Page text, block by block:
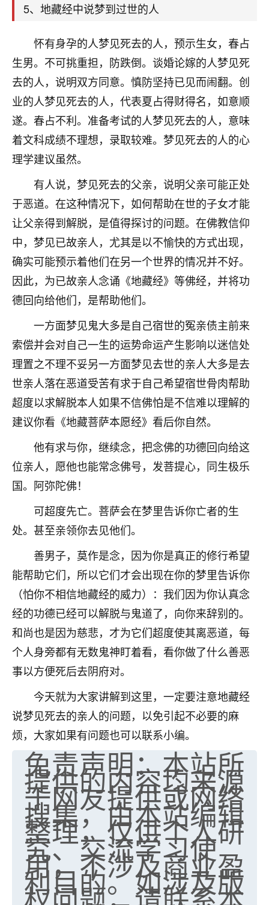
5、地藏经中说梦到过世的人
怀有身孕的人梦见死去的人，预示生女，春占
生男。不可挑重担，防跌倒。谈婚论嫁的人梦见死
去的人，说明双方同意。慎防坚持已见而闹翻。创
业的人梦见死去的人，代表夏占得财得名，如意顺
遂。春占不利。准备考试的人梦见死去的人，意味
着文科成绩不理想，录取较难。梦见死去的人的心
理学建议虽然。
有人说，梦见死去的父亲，说明父亲可能正处
于恶道。在这种情况下，如何帮助在世的子女才能
让父亲得到解脱，是值得探讨的问题。在佛教信仰
中，梦见已故亲人，尤其是以不愉快的方式出现，
确实可能预示着他们在另一个世界的情况并不好。
因此，为已故亲人念诵《地藏经》等佛经，并将功
德回向给他们，是帮助他们。
一方面梦见鬼大多是自己宿世的冤亲债主前来
索偿并会对自己一生的运势命运产生影响以迷信处
理置之不理不妥另一方面梦见去世的亲人大多是去
世亲人落在恶道受苦有求于自己希望宿世骨肉帮助
超度以求解脱本人如果不信佛怕是不信难以理解的
建议你看《地藏菩萨本愿经》看后你自然。
他有求与你，继续念，把念佛的功德回向给这
位亲人，愿他也能常念佛号，发菩提心，同生极乐
国。阿弥陀佛！
可超度先亡。菩萨会在梦里告诉你亡者的生
处。甚至亲领你去见他们。
善男子，莫作是念，因为你是真正的修行希望
能帮助它们，所以它们才会出现在你的梦里告诉你
（怕你不相信地藏经的威力）：我们因为你认真念
经的功德已经可以解脱与鬼道了，向你来辞别的。
和尚也是因为慈悲，才为它们超度使其离恶道，每
个人身旁都有无数鬼神盯着看，看你做了什么善恶
事以方便死后去阴府对。
今天就为大家讲解到这里，一定要注意地藏经
说梦见死去的亲人的问题，以免引起不必要的麻
烦，大家如果有问题也可以联系小编。
免责声明：本站所
提供的内容均来源
于网友提供或网络
搜集，由本站编辑
整理，仅供个人研
究、交流学习使
用，不涉及商业盈
利目的。如涉及版
付深
我是公司人事调整，有升迁机会，但同时竞争的我们
三个，找老师的时候是抱着侥幸心理，没想到老师看
着我晋升有望，我半信半疑的按照老师建议，做了化
太岁还有一个发钱粮，本来年前的人事调整，拖到年
后，我以为都没戏了，结果开年一上班，开会提拔升
职第一个就是我，职务无所谓，主要是底薪加了
3000，非常开心，无论如何，感恩感谢！🙏🏻
鹿森 ：恭喜升职加薪！！，请客吗？�
12小时前 来自北京 32
心心相印
我身体不太好，总是病病殃殃的，去检查又没什么大
问题，反正就是不舒服。中医西医看遍了，找不到问
题，后来无意中看到有人推荐慧来老师，跟老师聊过
之后，心情豁然开朗，也听老师建议，处理了一些因
果问题。今年以来，身体比以前好多，主要是心情好
了，老师说境随心转，现在深有体会了。
鹿森 ：是的，其实跟老师聊过之后，最大的感
触，首先就是心态会变好，万般皆是命，半点
不由人！
1天前 来自四川 9
我也想找老师看看，有没有人给个联系方式的啊？
鹿森：慧来老师微信：gjsy0624
1天前 来自江西 12
青春168
我也想要，我也想要！
2天前 来自山西 15
Jessica李
老师做不做超度法事？我想给我奶奶做超度，她今年
刚去世了。
七零老顽童：我母亲前年离世，刚开始我经常
做梦梦见她，后来也是朋友介绍，找到慧来老
师，安排了超度法事，做梦再也没有梦到过
了，一开始是半信半疑的，图个心安，给亡母
超度，现在看来，人不信也不行。
2天前 来自云南
优秀的张同学
老师收徒吗？？我对这些很感兴趣
2天前 来自山西 15